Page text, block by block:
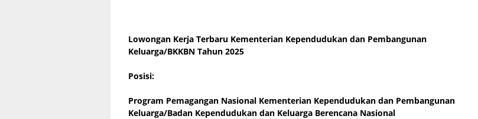
Lowongan Kerja Terbaru Kementerian Kependudukan dan Pembangunan
Keluarga/BKKBN Tahun 2025
Posisi:
Program Pemagangan Nasional Kementerian Kependudukan dan Pembangunan
Keluarga/Badan Kependudukan dan Keluarga Berencana Nasional